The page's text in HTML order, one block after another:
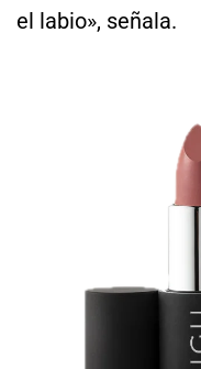
el labio», señala.